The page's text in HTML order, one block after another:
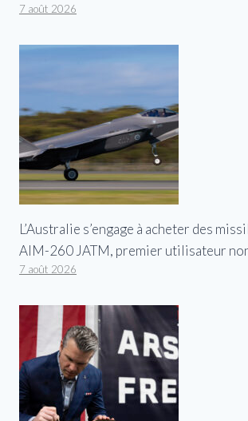
7 août 2026
L’Australie s’engage à acheter des
AIM-260 JATM, premier utilisateur
7 août 2026